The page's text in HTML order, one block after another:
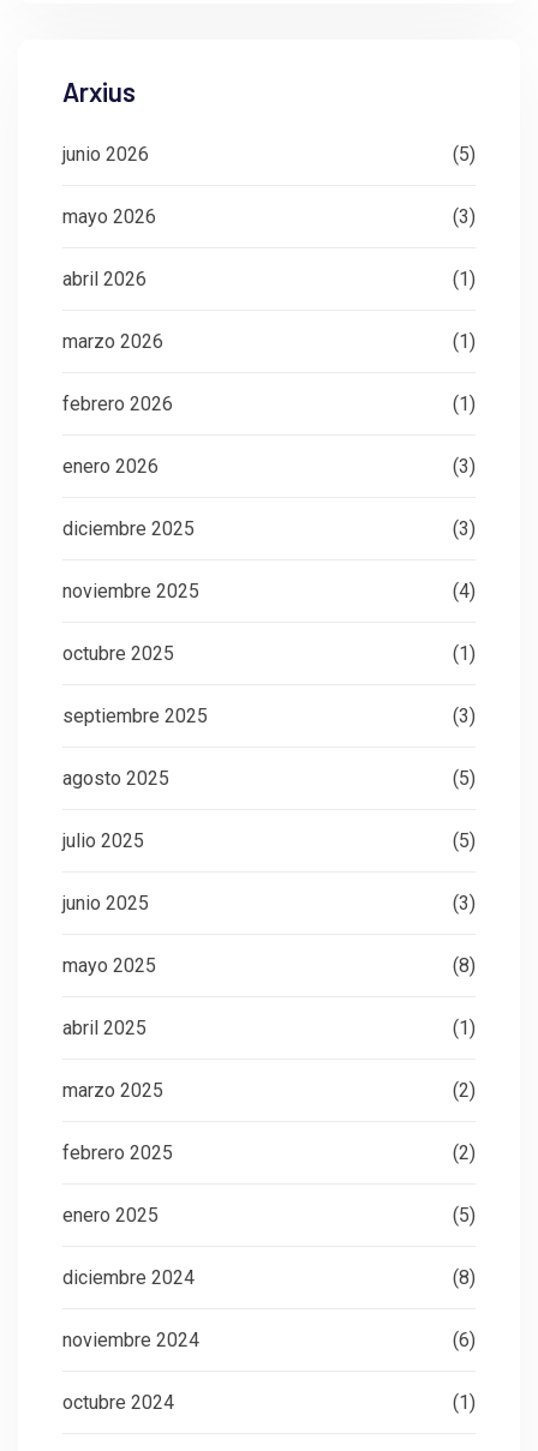
Arxius
junio 2026 (5)
mayo 2026 (3)
abril 2026 (1)
marzo 2026 (1)
febrero 2026 (1)
enero 2026 (3)
diciembre 2025 (3)
noviembre 2025 (4)
octubre 2025 (1)
septiembre 2025 (3)
agosto 2025 (5)
julio 2025 (5)
junio 2025 (3)
mayo 2025 (8)
abril 2025 (1)
marzo 2025 (2)
febrero 2025 (2)
enero 2025 (5)
diciembre 2024 (8)
noviembre 2024 (6)
octubre 2024 (1)